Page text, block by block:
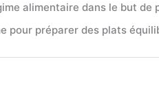
alimentaire dans le but
préparer des plats